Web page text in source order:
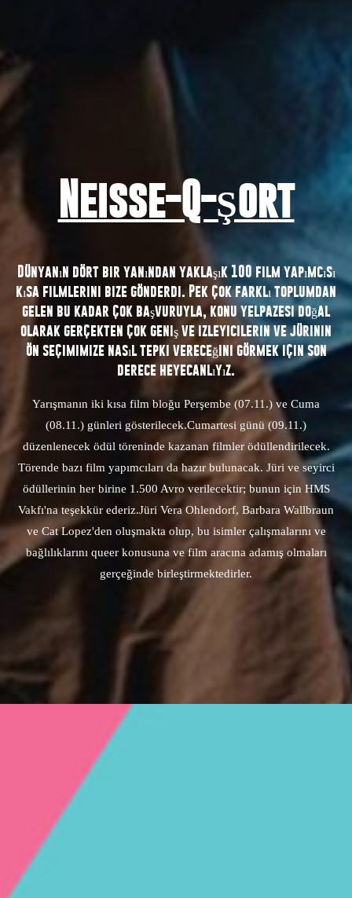
Neisse-Q-Şort
Dünyanın dört bir yanından yaklaşık 100 film yapımcısı
kısa filmlerini bize gönderdi. Pek çok farklı toplumdan
gelen bu kadar çok başvuruyla, konu yelpazesi doğal
olarak gerçekten çok geniş ve izleyicilerin ve jürinin
ön seçimimize nasıl tepki vereceğini görmek için son
derece heyecanlıyız.
Yarışmanın iki kısa film bloğu Perşembe (07.11.) ve Cuma
(08.11.) günleri gösterilecek.Cumartesi günü (09.11.)
düzenlenecek ödül töreninde kazanan filmler ödüllendirilecek.
Törende bazı film yapımcıları da hazır bulunacak. Jüri ve seyirci
ödüllerinin her birine 1.500 Avro verilecektir; bunun için HMS
Vakfı'na teşekkür ederiz.Jüri Vera Ohlendorf, Barbara Wallbraun
ve Cat Lopez'den oluşmakta olup, bu isimler çalışmalarını ve
bağlılıklarını queer konusuna ve film aracına adamış olmaları
gerçeğinde birleştirmektedirler.